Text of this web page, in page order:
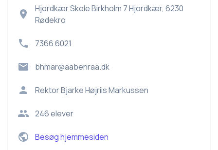
Hjordkær Skole Birkholm 7 Hjordkær, 6230
Rødekro
7366 6021
bhmar@aabenraa.dk
RektorBjarke Højriis Markussen
246elever
Besøg hjemmesiden